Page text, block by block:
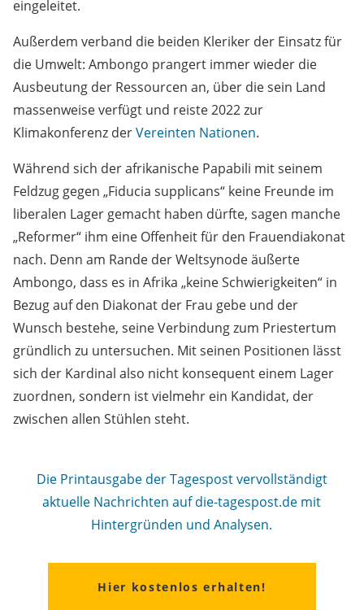
eingeleitet.
Außerdem verband die beiden Kleriker der Einsatz für
die Umwelt: Ambongo prangert immer wieder die
Ausbeutung der Ressourcen an, über die sein Land
massenweise verfügt und reiste 2022 zur
Klimakonferenz derVereinten Nationen.
Während sich der afrikanische Papabili mit seinem
Feldzug gegen „Fiducia supplicans“ keine Freunde im
liberalen Lager gemacht haben dürfte, sagen manche
„Reformer“ ihm eine Offenheit für den Frauendiakonat
nach. Denn am Rande der Weltsynode äußerte
Ambongo, dass es in Afrika „keine Schwierigkeiten“ in
Bezug auf den Diakonat der Frau gebe und der
Wunsch bestehe, seine Verbindung zum Priestertum
gründlich zu untersuchen. Mit seinen Positionen lässt
sich der Kardinal also nicht konsequent einem Lager
zuordnen, sondern ist vielmehr ein Kandidat, der
zwischen allen Stühlen steht.
Die Printausgabe der Tagespost vervollständigt
aktuelle Nachrichten auf die-tagespost.de mit
Hintergründen und Analysen.
Hier kostenlos erhalten!